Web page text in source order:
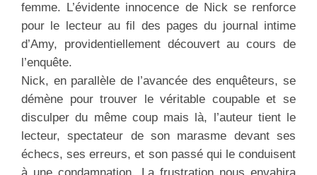
femme. L’évidente innocence de Nick se renforce
pour le lecteur au fil des pages du journal intime
d’Amy, providentiellement découvert au cours de
l’enquête.
Nick, en parallèle de l’avancée des enquêteurs, se
démène pour trouver le véritable coupable et se
disculper du même coup mais là, l’auteur tient le
lecteur, spectateur de son marasme devant ses
échecs, ses erreurs, et son passé qui le conduisent